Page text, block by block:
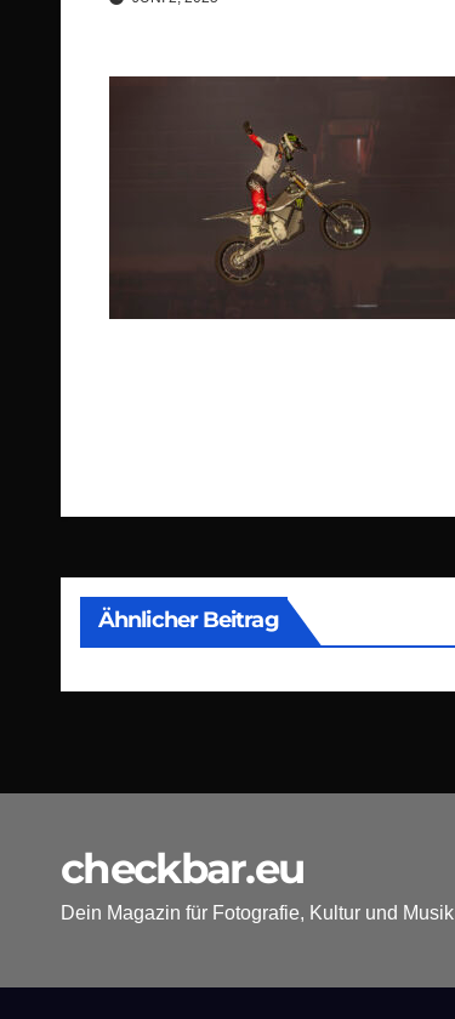
Ähnlicher Beitrag
checkbar.eu
Dein Magazin für Fotografie, Kultur und Musik